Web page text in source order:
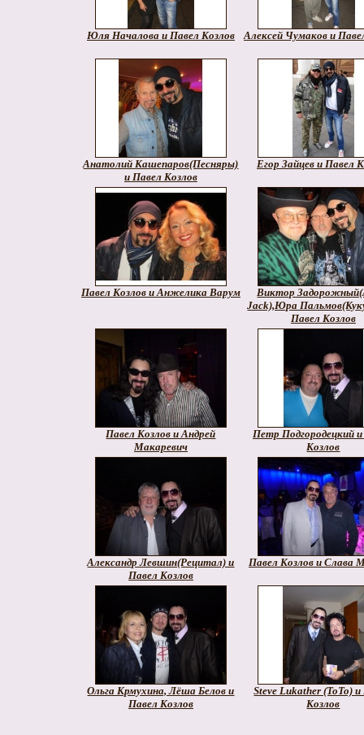
Юля Началова и Павел Козлов Алексей Чумаков и
Анатолий Кашепаров(Песняры)
и Павел Козлов
Егор Зайцев и Павел
Павел Козлов и Анжелика Варум
Виктор
Jack),Юра
Павел Козлов
Павел Козлов и Андрей
Макаревич
Петр Подгородецкий
Козлов
Александр Левшин(Рецитал) и
Павел Козлов
Павел Козлов и Слава
Ольга Крмухина, Лёша Белов и
Павел Козлов
Steve Lukather (ToTo)
Козлов